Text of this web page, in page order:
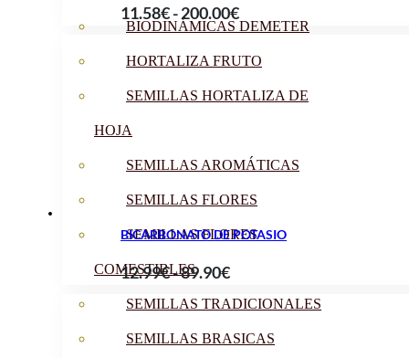
BIODINÁMICAS DEMETER
HORTALIZA FRUTO
SEMILLAS HORTALIZA DE
HOJA
SEMILLAS AROMÁTICAS
SEMILLAS FLORES
SEMILLAS FLORES
COMESTIBLES
SEMILLAS TRADICIONALES
SEMILLAS BRASICAS
11.58€-200.00€Rango
de
precios:
desde
200.00€
BICARBONATO DE POTASIO
12.99€-89.90€Rango
de
desde